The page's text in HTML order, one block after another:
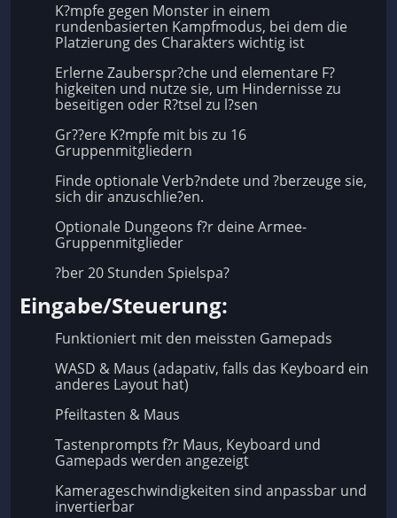
K?mpfe gegen Monster in einem
rundenbasierten Kampfmodus, bei dem die
Platzierung des Charakters wichtig ist
Erlerne Zauberspr?che und elementare F?
higkeiten und nutze sie, um Hindernisse zu
beseitigen oder R?tsel zu l?sen
Gr??ere K?mpfe mit bis zu 16
Gruppenmitgliedern
Finde optionale Verb?ndete und ?berzeuge sie,
sich dir anzuschlie?en.
Optionale Dungeons f?r deine Armee-
Gruppenmitglieder
?ber 20 Stunden Spielspa?
Eingabe/Steuerung:
Funktioniert mit den meissten Gamepads
WASD & Maus (adapativ, falls das Keyboard ein
anderes Layout hat)
Pfeiltasten & Maus
Tastenprompts f?r Maus, Keyboard und
Gamepads werden angezeigt
Kamerageschwindigkeiten sind anpassbar und
invertierbar